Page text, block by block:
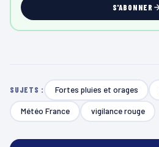
S'ABONNER
SUJETS : Fortes pluies et orages
Météo France vigilance rouge